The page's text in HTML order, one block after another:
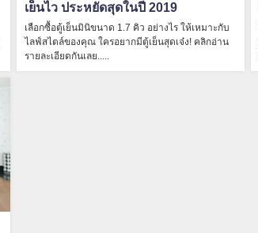
เย็นไว ประหยัดสุดในปี 2019
เลือกซื้อตู้เย็นมินิขนาด 1.7 คิว อย่างไร ให้เหมาะกับ
ไลฟ์สไตล์ของคุณ ใครอยากมีตู้เย็นสุดเจ๋ง! คลิกอ่าน
รายละเอียดกันเลย.....